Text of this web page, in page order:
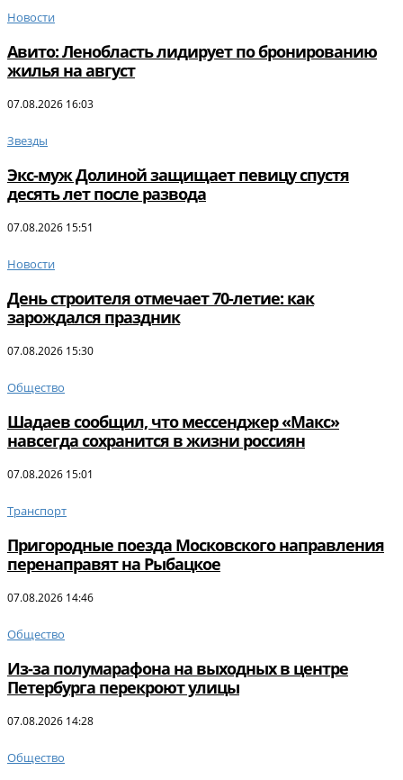
Новости
Авито: Ленобласть лидирует по бронированию
жилья на август
07.08.2026 16:03
Звезды
Экс-муж Долиной защищает певицу спустя
десять лет после развода
07.08.2026 15:51
Новости
День строителя отмечает 70-летие: как
зарождался праздник
07.08.2026 15:30
Общество
Шадаев сообщил, что мессенджер «Макс»
навсегда сохранится в жизни россиян
07.08.2026 15:01
Транспорт
Пригородные поезда Московского направления
перенаправят на Рыбацкое
07.08.2026 14:46
Общество
Из-за полумарафона на выходных в центре
Петербурга перекроют улицы
07.08.2026 14:28
Общество